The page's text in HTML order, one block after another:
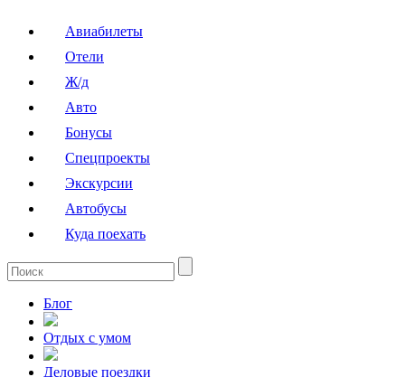
Авиабилеты
Отели
Ж/д
Авто
Бонусы
Спецпроекты
Экскурсии
Автобусы
Куда поехать
Блог
Отдых с умом
Деловые поездки